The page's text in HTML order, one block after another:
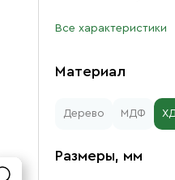
Все характеристики
Материал
Дерево МДФ
Размеры, мм